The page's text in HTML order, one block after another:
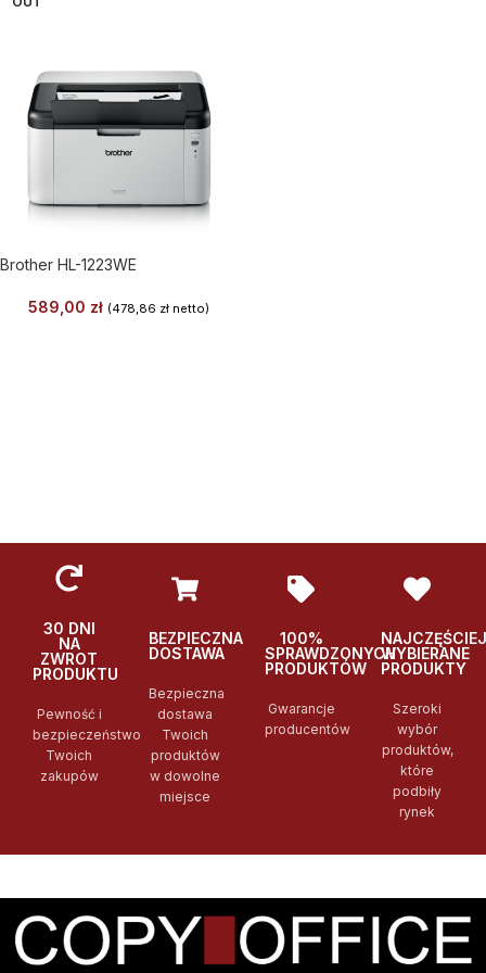
Brother HL-1223WE
589,00 zł (478,86 zł netto)
30 DNI
NA
ZWROT
PRODUKTU
Pewność i
bezpieczeństwo
Twoich
zakupów
BEZPIECZNA
DOSTAWA
Bezpieczna
dostawa
Twoich
produktów
w dowolne
miejsce
100%
SPRAWDZONYCH
PRODUKTÓW
Gwarancje
producentów
NAJCZĘŚCIEJ
WYBIERANE
PRODUKTY
Szeroki
wybór
produktów,
które
podbiły
rynek